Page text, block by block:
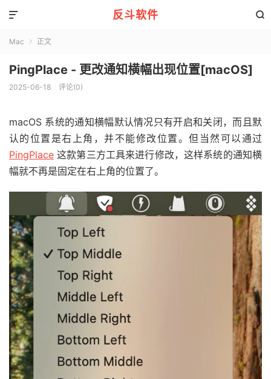
反斗软件 

Mac  正文
PingPlace - 更改通知横幅出现位置[macOS]
2025-06-18 评论(0)
macOS 系统的通知横幅默认情况只有开启和关闭，而且默
认的位置是右上角，并不能修改位置。但当然可以通过
PingPlace 这款第三方工具来进行修改，这样系统的通知横
幅就不再是固定在右上角的位置了。